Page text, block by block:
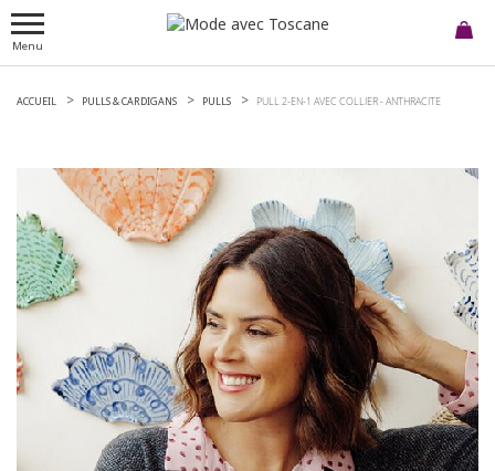
Menu
ACCUEIL PULLS & CARDIGANS PULLS PULL 2-EN-1 AVEC COLLIER -ANTHRACITE